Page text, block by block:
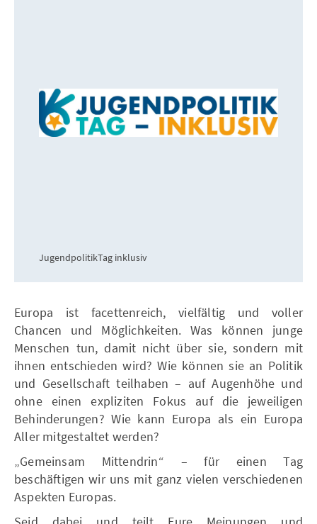
JugendpolitikTag inklusiv
Europa ist facettenreich, vielfältig und voller
Chancen und Möglichkeiten. Was können junge
Menschen tun, damit nicht über sie, sondern mit
ihnen entschieden wird? Wie können sie an Politik
und Gesellschaft teilhaben – auf Augenhöhe und
ohne einen expliziten Fokus auf die jeweiligen
Behinderungen? Wie kann Europa als ein Europa
Aller mitgestaltet werden?
„Gemeinsam Mittendrin“ – für einen Tag
beschäftigen wir uns mit ganz vielen verschiedenen
Aspekten Europas.